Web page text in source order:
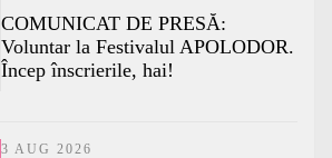
COMUNICAT DE PRESĂ:
Voluntar la Festivalul APOLODOR.
Încep înscrierile, hai!
3 AUG 2026